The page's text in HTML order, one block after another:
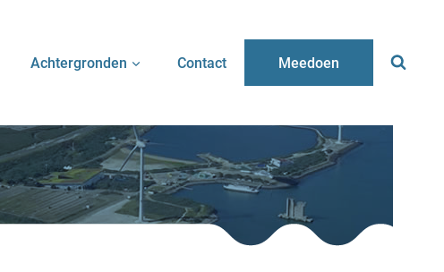
Achtergronden Contact Meedoen